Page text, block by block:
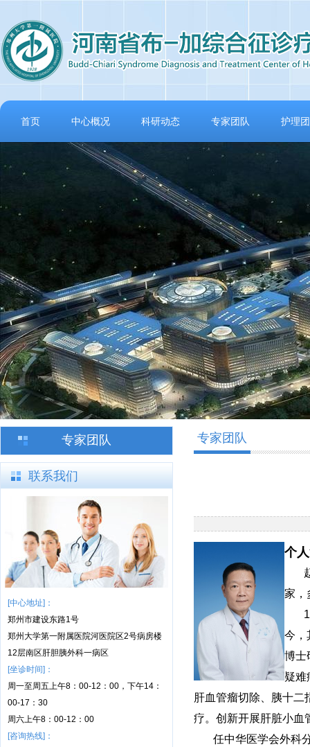
首页 中心概况 科研动态 专家团队 护理
专家团队
联系我们
[中心地址]：
郑州市建设东路1号
郑州大学第一附属医院河医院区2号病房楼
12层南区肝胆胰外科一病区
[坐诊时间]：
周一至周五上午8：00-12：00，下午14：
00-17：30
周六上午8：00-12：00
[咨询热线]：
专家团队
个
家，
今，
博士
疑难
肝血管瘤切除、胰十二
疗。创新开展肝脏小血
任中华医学会外科